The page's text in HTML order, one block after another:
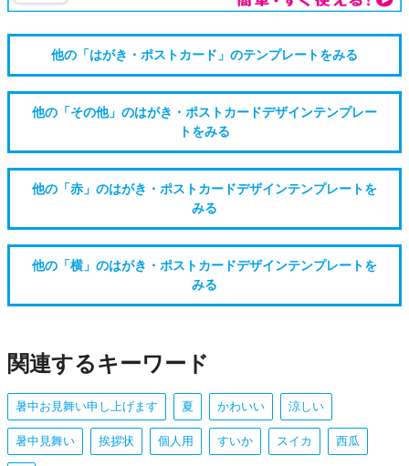
他の「はがき・ポストカード」のテンプレートをみる
他の「その他」のはがき・ポストカードデザインテンプレー
トをみる
他の「赤」のはがき・ポストカードデザインテンプレートを
みる
他の「横」のはがき・ポストカードデザインテンプレートを
みる
関連するキーワード
暑中お見舞い申し上げます 夏 かわいい 涼しい
暑中見舞い 挨拶状 個人用 すいか スイカ 西瓜